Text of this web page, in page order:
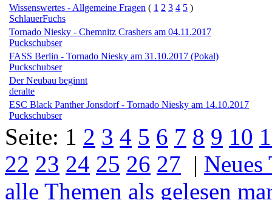
Wissenswertes - Allgemeine Fragen ( 1 2 3 4 5 )
SchlauerFuchs
Tornado Niesky - Chemnitz Crashers am 04.11.2017
Puckschubser
FASS Berlin - Tornado Niesky am 31.10.2017 (Pokal)
Puckschubser
Der Neubau beginnt
deralte
ESC Black Panther Jonsdorf - Tornado Niesky am 14.10.2017
Puckschubser
Seite: 1 2 3 4 5 6 7 8 9 10
22 23 24 25 26 27 | Neues
alle Themen als gelesen